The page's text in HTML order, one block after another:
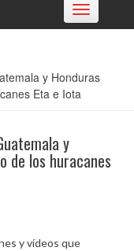
Toggle
navigation
y Honduras
Eta e Iota
y
de los huracanes
y vídeos que